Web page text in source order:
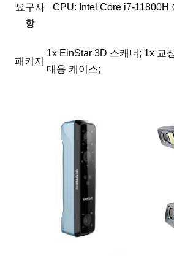
요구사
항
CPU: Intel Core i7-11800H
패키지
1x EinStar 3D 스캐너; 1x 교
대용 케이스;